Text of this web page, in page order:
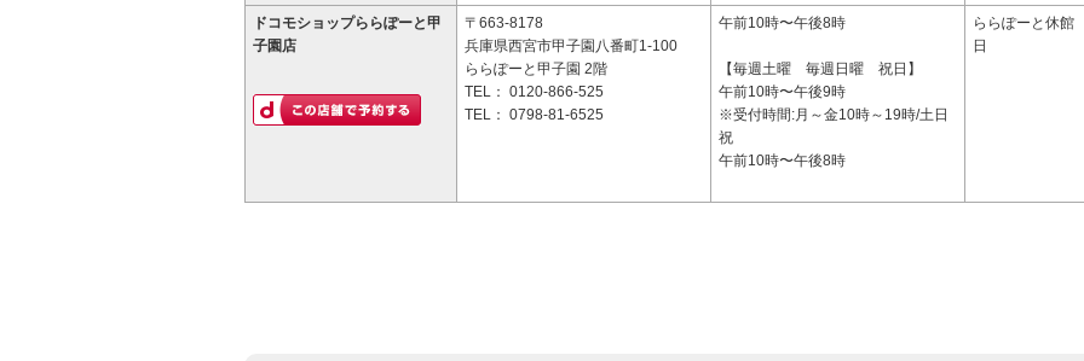
ドコモショップららぽーと甲
子園店
〒663-8178
兵庫県西宮市甲子園八番町1-100
ららぽーと甲子園 2階
TEL： 0120-866-525
TEL： 0798-81-6525
午前10時〜午後8時
【毎週土曜 毎週日曜 祝日】
午前10時〜午後9時
※受付時間:月～金10時～19時/土日
祝
午前10時〜午後8時
ららぽーと休館
日